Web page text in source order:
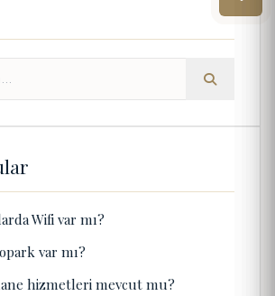
Wifi var mı?
var mı?
hizmetleri mevcut mu?